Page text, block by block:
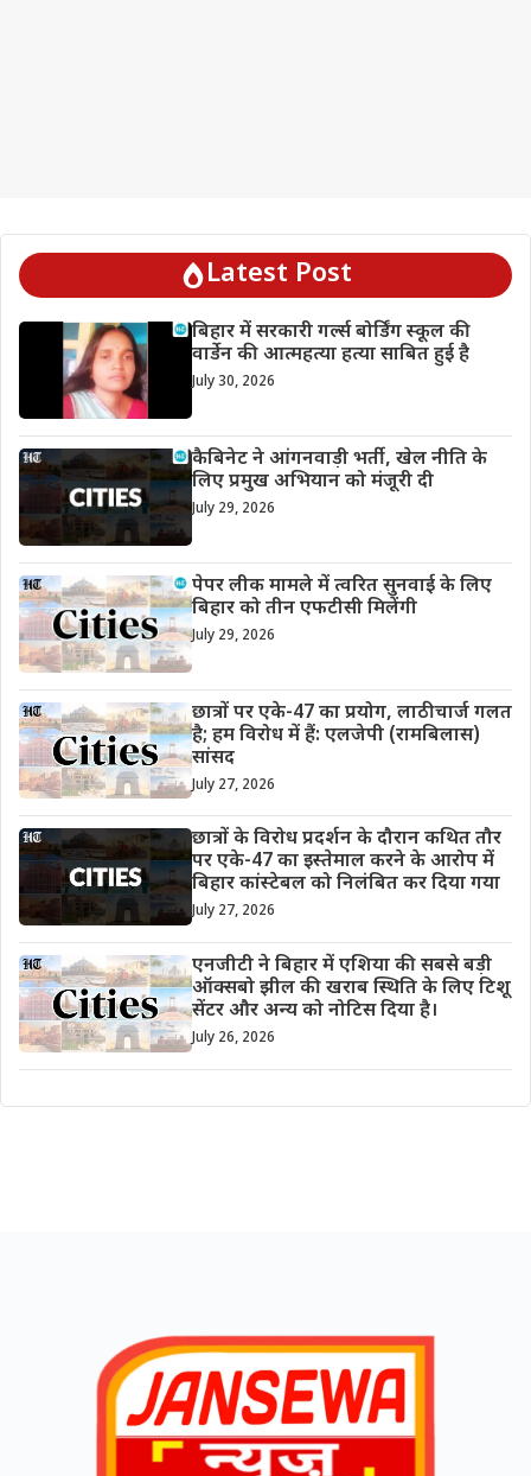
Latest Post
बिहार में सरकारी गर्ल्स बोर्डिंग स्कूल की
वार्डेन की आत्महत्या हत्या साबित हुई है
July 30, 2026
कैबिनेट ने आंगनवाड़ी भर्ती, खेल नीति के
लिए प्रमुख अभियान को मंजूरी दी
July 29, 2026
पेपर लीक मामले में त्वरित सुनवाई के लिए
बिहार को तीन एफटीसी मिलेंगी
July 29, 2026
छात्रों पर एके-47 का प्रयोग, लाठीचार्ज गलत
है; हम विरोध में हैं: एलजेपी (रामबिलास)
सांसद
July 27, 2026
छात्रों के विरोध प्रदर्शन के दौरान कथित तौर
पर एके-47 का इस्तेमाल करने के आरोप में
बिहार कांस्टेबल को निलंबित कर दिया गया
July 27, 2026
एनजीटी ने बिहार में एशिया की सबसे बड़ी
ऑक्सबो झील की खराब स्थिति के लिए टिशू
सेंटर और अन्य को नोटिस दिया है।
July 26, 2026